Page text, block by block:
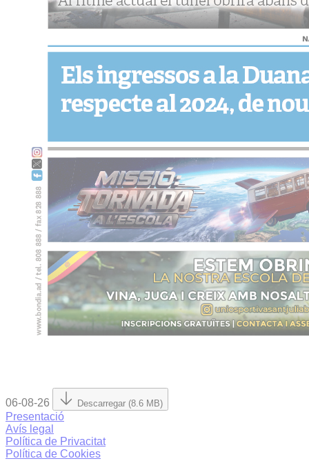
06-08-26 Descarregar (8.6 MB)
Presentació
Avís legal
Política de Privacitat
Política de Cookies